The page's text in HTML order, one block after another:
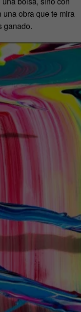
obra que te mira
ganado.